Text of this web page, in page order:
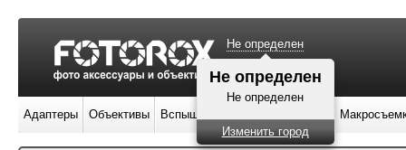
Не определен
Не определен
Не определен
Изменить город
Адаптеры Объективы Вспышки